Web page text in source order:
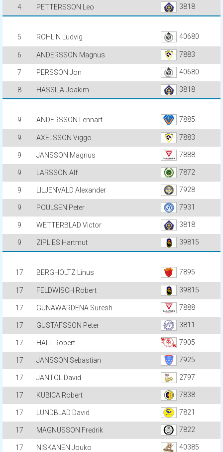
4 PETTERSSON Leo 3818
5 ROHLIN Ludvig 40680
6 ANDERSSON Magnus 7883
7 PERSSON Jon 40680
8 HASSILA Joakim 3818
9 ANDERSSON Lennart 7885
9 AXELSSON Viggo 7883
9 JANSSON Magnus 7888
9 LARSSON Alf 7872
9 LILJENVALD Alexander 7928
9 POULSEN Peter 7931
9 WETTERBLAD Victor 3818
9 ZIPLIES Hartmut 39815
17 BERGHOLTZ Linus 7895
17 FELDWISCH Robert 39815
17 GUNAWARDENA Suresh 7888
17 GUSTAFSSON Peter 3811
17 HALL Robert 7905
17 JANSSON Sebastian 7925
17 JANTOL David 2797
17 KUBICA Robert 7838
17 LUNDBLAD David 7821
17 MAGNUSSON Fredrik 7822
17 NISKANEN Jouko 40385